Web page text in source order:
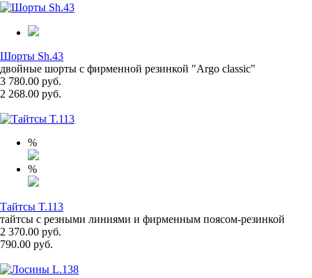
Шорты Sh.43
двойные шорты с фирменной резинкой "Argo classic"
3 780.00 руб.
2 268.00 руб.
%
%
Тайтсы T.113
тайтсы с резными линиями и фирменным поясом-резинкой
2 370.00 руб.
790.00 руб.